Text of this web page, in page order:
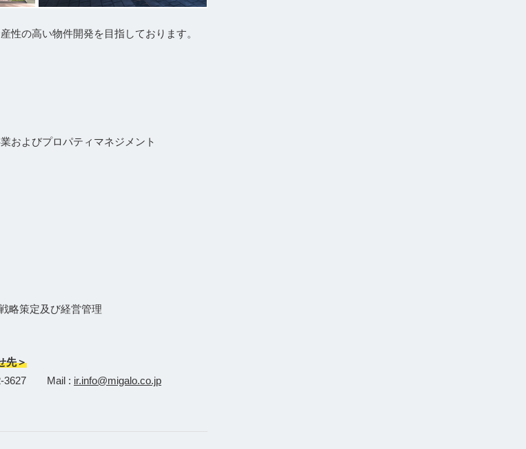
性の高い物件開発を目指しております。
およびプロパティマネジメント
略策定及び経営管理
先＞
3627 Mail : ir.info@migalo.co.jp